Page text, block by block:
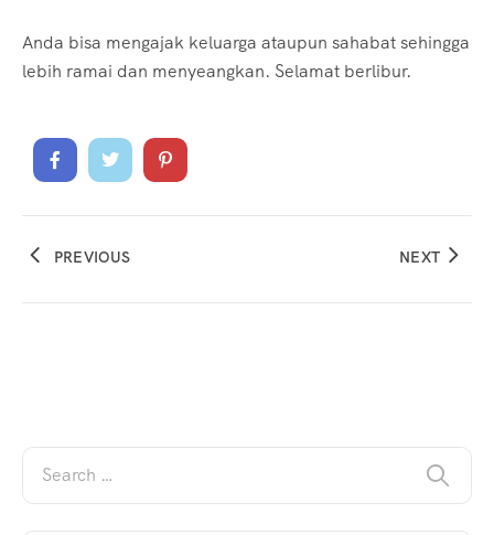
Anda bisa mengajak keluarga ataupun sahabat sehingga
lebih ramai dan menyeangkan. Selamat berlibur.
PREVIOUS NEXT